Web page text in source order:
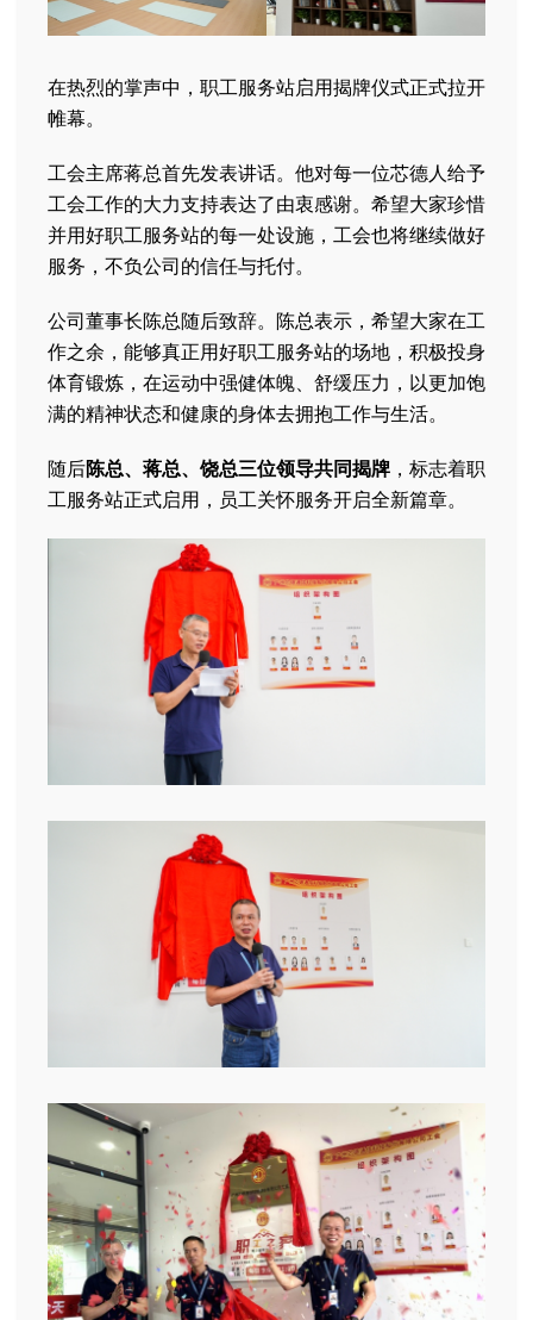
在热烈的掌声中，职工服务站启用揭牌仪式正式拉开
帷幕。
工会主席蒋总首先发表讲话。他对每一位芯德人给予
工会工作的大力支持表达了由衷感谢。希望大家珍惜
并用好职工服务站的每一处设施，工会也将继续做好
服务，不负公司的信任与托付。
公司董事长陈总随后致辞。陈总表示，希望大家在工
作之余，能够真正用好职工服务站的场地，积极投身
体育锻炼，在运动中强健体魄、舒缓压力，以更加饱
满的精神状态和健康的身体去拥抱工作与生活。
随后陈总、蒋总、饶总三位领导共同揭牌 ，标志着职
工服务站正式启用，员工关怀服务开启全新篇章。